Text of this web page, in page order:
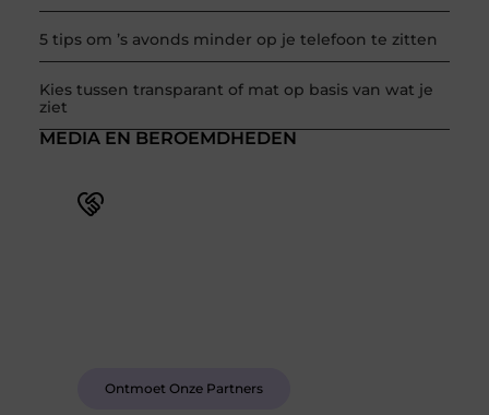
5 tips om ’s avonds minder op je telefoon te zitten
Kies tussen transparant of mat op basis van wat je
ziet
MEDIA EN BEROEMDHEDEN
Ontmoet Onze Partners